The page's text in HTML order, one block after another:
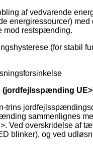
af vedvarende
energiressourcer) med
mod restspænding.
(for stabil
(jordfejlsspænding
trins
sammenlignes
Ved overskridelse af
blinker), og ved